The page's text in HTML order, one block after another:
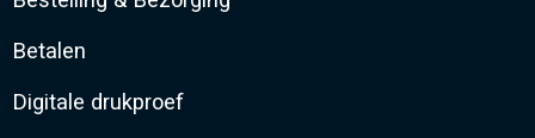
Betalen
Digitale drukproef